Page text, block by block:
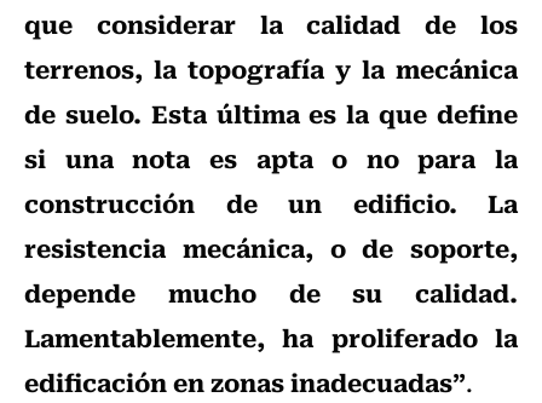
que considerar la calidad de los
terrenos, la topografía y la mecánica
de suelo. Esta última es la que define
si una nota es apta o no para la
construcción de un edificio. La
resistencia mecánica, o de soporte,
depende mucho de su calidad.
Lamentablemente, ha proliferado la
edificación en zonas inadecuadas”.